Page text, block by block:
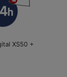
XS50 +